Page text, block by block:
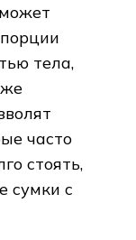
тела,
часто
стоять,
сумки с